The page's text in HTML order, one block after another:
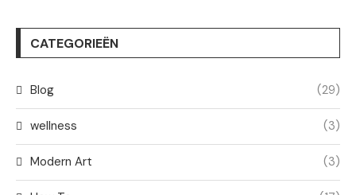
CATEGORIEËN
Blog (29)
wellness (3)
Modern Art (3)